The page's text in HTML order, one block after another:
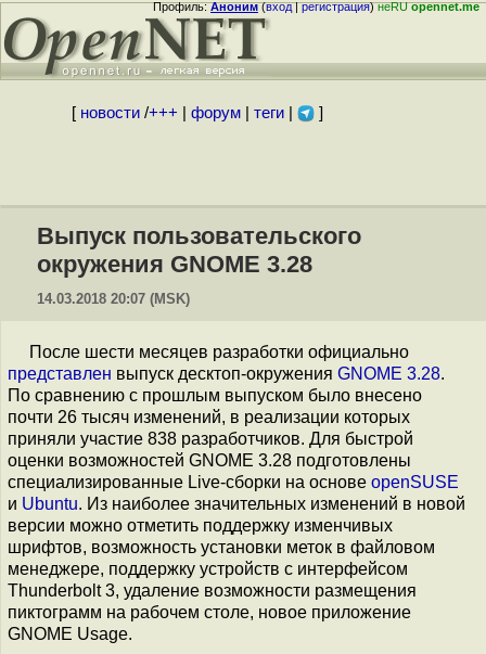
Профиль:Аноним(вход|регистрация)неRUopennet.me
[ новости/+++ форум| теги| ]
Выпуск пользовательского
окружения GNOME 3.28
14.03.2018 20:07 (MSK)
После шести месяцев разработки официально
представлен выпуск десктоп-окружения GNOME 3.28.
По сравнению с прошлым выпуском было внесено
почти 26 тысяч изменений, в реализации которых
приняли участие 838 разработчиков. Для быстрой
оценки возможностей GNOME 3.28 подготовлены
специализированные Live-сборки на основе openSUSE
и Ubuntu. Из наиболее значительных изменений в новой
версии можно отметить поддержку изменчивых
шрифтов, возможность установки меток в файловом
менеджере, поддержку устройств с интерфейсом
Thunderbolt 3, удаление возможности размещения
пиктограмм на рабочем столе, новое приложение
GNOME Usage.